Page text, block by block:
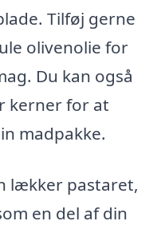
Tilføj gerne
olivenolie for
Du kan også
kerner for at
madpakke.
lækker pastaret,
en del af din